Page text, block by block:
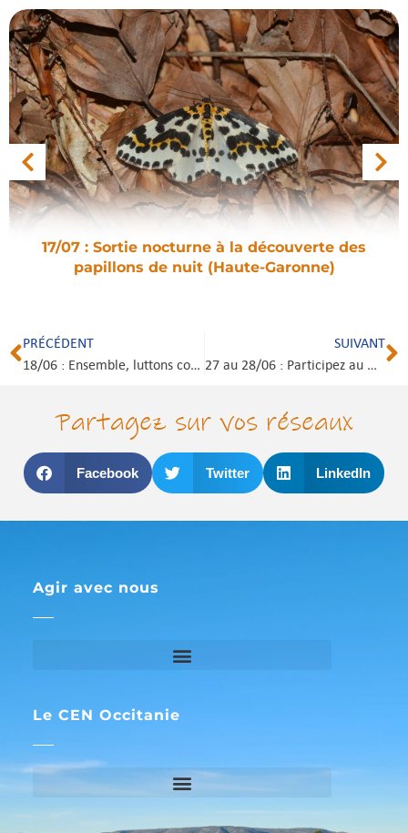
17/07 : Sortie nocturne à la découverte des
papillons de nuit (Haute-Garonne)
PRÉCÉDENT
18/06 : Ensemble, luttons contre les espèces exotiques envahissantes (Hérault)
SUIVANT
27 au 28/06 : Participez au marathon de la biodiversité de Saint-Just-sur-Viaur (Aveyron)
Partagez sur vos réseaux
Facebook Twitter LinkedIn
Agir avec nous
Le CEN Occitanie